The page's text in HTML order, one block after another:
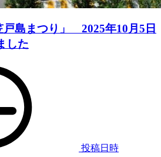
戸島まつり」 2025年10月5日
た
投稿日時